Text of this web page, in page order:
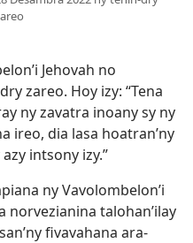
Jehovah no
zareo. Hoy izy: “Tena
ny zavatra inoany sy ny
ireo, dia lasa hoatran’ny
intsony izy.”
ny Vavolombelon’i
norvezianina talohan’ilay
fivavahana ara-